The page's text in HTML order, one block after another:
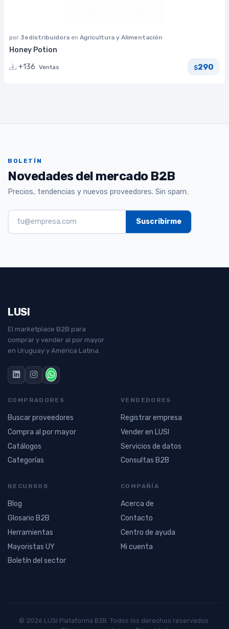
por 3edistribuidora en Agricultura y Alimentación
Honey Potion
+136 Ventas $290
BOLETÍN
Novedades del mercado B2B
Precios, tendencias y nuevos proveedores. Sin spam.
LUSI
El marketplace B2B para
comprar y vender al por mayor
en Uruguay y América Latina.
COMPRADORES
Buscar proveedores
Compra al por mayor
Catálogos
Categorías
VENDEDORES
Registrar empresa
Vender en LUSI
Servicios de datos
Consultas B2B
RECURSOS
Blog
Glosario B2B
Herramientas
Mayoristas UY
Boletín del sector
COMPAÑÍA
Acerca de
Contacto
Centro de ayuda
Mi cuenta
© 2026 LUSI Plataforma B2B. Todos los derechos reservados.